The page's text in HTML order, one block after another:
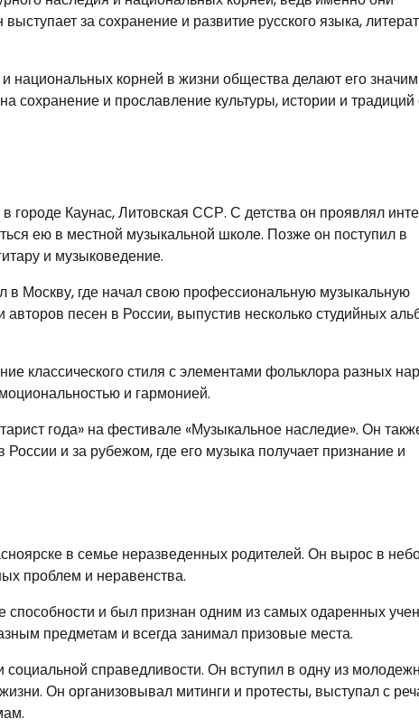
за сохранение и развитие русского языка,
национальных корней в жизни общества делают его
сохранение и прославление культуры, истории и традиций
Каунас, Литовская ССР. С детства он проявлял
ею в местной музыкальной школе. Позже он поступил в
и музыковедение.
Москву, где начал свою профессиональную музыкальную
песен в России, выпустив несколько студийных
классического стиля с элементами фольклора разных
и гармонией.
года» на фестивале «Музыкальное наследие». Он
и за рубежом, где его музыка получает признание и
в семье неразведенных родителей. Он вырос в
проблем и неравенства.
и был признан одним из самых одаренных
предметам и всегда занимал призовые места.
справедливости. Он вступил в одну из
Он организовывал митинги и протесты, выступал с